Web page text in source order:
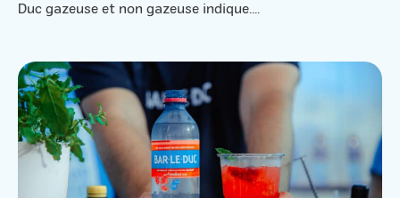
Duc gazeuse et non gazeuse indique....